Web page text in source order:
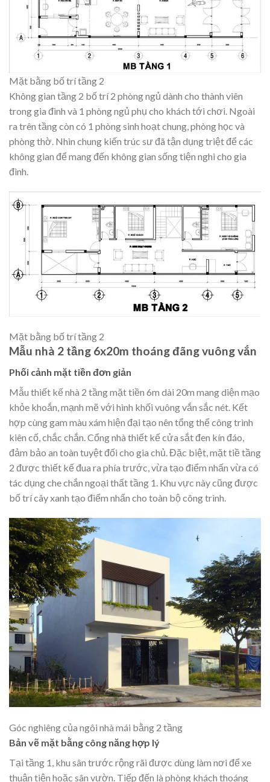
Mặt bằng bố trí tầng 2
Không gian tầng 2 bố trí 2 phòng ngủ dành cho thành viên
trong gia đình và 1 phòng ngủ phụ cho khách tới chơi. Ngoài
ra trên tầng còn có 1 phòng sinh hoạt chung, phòng học và
phòng thờ. Nhìn chung kiến trúc sư đã tận dụng triệt để các
không gian để mang đến không gian sống tiện nghi cho gia
đình.
Mặt bằng bố trí tầng 2
Mẫu nhà 2 tầng 6x20m thoáng đãng vuông vắn
Phối cảnh mặt tiền đơn giản
Mẫu thiết kế nhà 2 tầng mặt tiền 6m dài 20m mang diện mạo
khỏe khoắn, mạnh mẽ với hình khối vuông vắn sắc nét. Kết
hợp cùng gam màu xám hiện đại tạo nên tổng thể công trình
kiên cố, chắc chắn. Cổng nhà thiết kế cửa sắt đen kín đáo,
đảm bảo an toàn tuyệt đối cho gia chủ. Đặc biệt, mặt tiề tầng
2 được thiết kế đua ra phía trước, vừa tạo điểm nhấn vừa có
tác dụng che chắn ngoại thất tầng 1. Khu vực này cũng được
bố trí cây xanh tạo điểm nhấn cho toàn bộ công trình.
Góc nghiêng của ngôi nhà mái bằng 2 tầng
Bản vẽ mặt bằng công năng hợp lý
Tại tầng 1, khu sân trước rộng rãi được dùng làm nơi để xe
thuận tiện hoặc sân vườn. Tiếp đến là phòng khách thoáng